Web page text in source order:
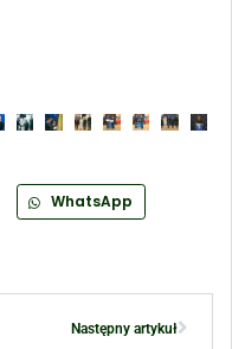
WhatsApp
Następny artykuł